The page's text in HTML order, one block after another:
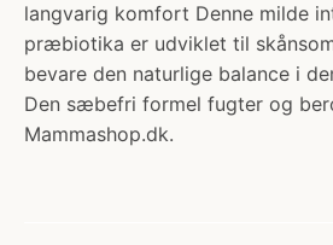
langvarig komfort Denne milde
præbiotika er udviklet til
bevare den naturlige balance i
Den sæbefri formel fugter og
Mammashop.dk.